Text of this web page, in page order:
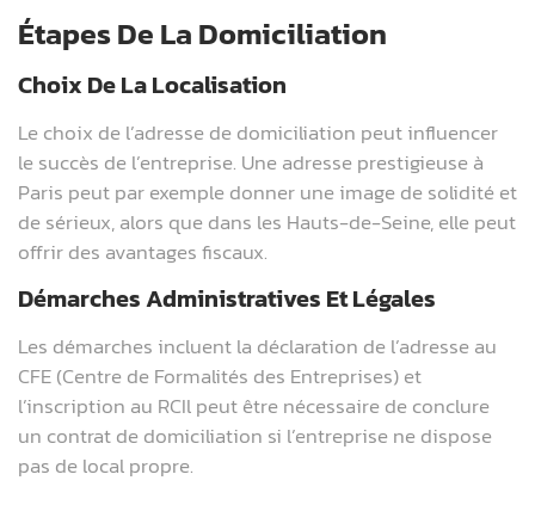
Étapes De La Domiciliation
Choix De La Localisation
Le choix de l’adresse de domiciliation peut influencer
le succès de l’entreprise. Une adresse prestigieuse à
Paris peut par exemple donner une image de solidité et
de sérieux, alors que dans les Hauts-de-Seine, elle peut
offrir des avantages fiscaux.
Démarches Administratives Et Légales
Les démarches incluent la déclaration de l’adresse au
CFE (Centre de Formalités des Entreprises) et
l’inscription au RCIl peut être nécessaire de conclure
un contrat de domiciliation si l’entreprise ne dispose
pas de local propre.